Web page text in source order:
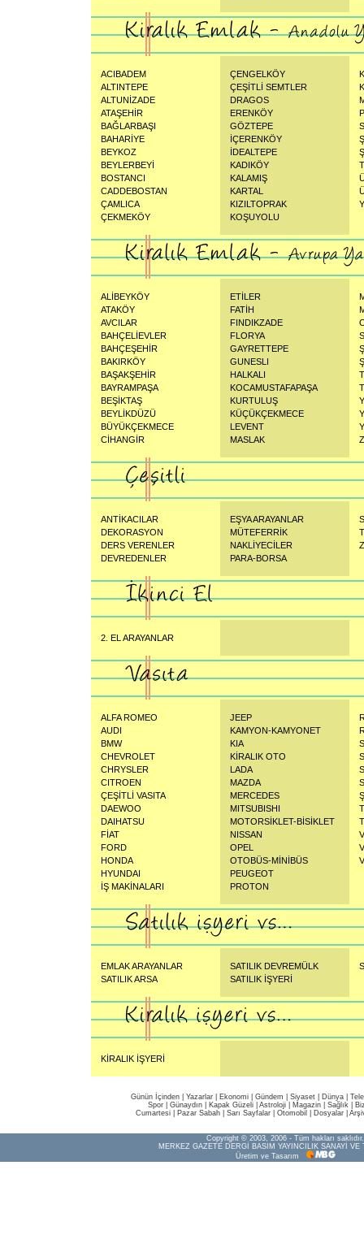
ACIBADEM
ALTINTEPE
ALTUNİZADE
ATAŞEHİR
BAĞLARBAŞI
BAHARİYE
BEYKOZ
BEYLERBEYİ
BOSTANCI
CADDEBOSTAN
ÇAMLICA
ÇEKMEKÖY
ÇENGELKÖY
ÇEŞİTLİ SEMTLER
DRAGOS
ERENKÖY
GÖZTEPE
İÇERENKÖY
İDEALTEPE
KADIKÖY
KALAMIŞ
KARTAL
KIZILTOPRAK
KOŞUYOLU
ALİBEYKÖY
ATAKÖY
AVCILAR
BAHÇELİEVLER
BAHÇEŞEHİR
BAKIRKÖY
BAŞAKŞEHİR
BAYRAMPAŞA
BEŞİKTAŞ
BEYLİKDÜZÜ
BÜYÜKÇEKMECE
CİHANGİR
ETİLER
FATİH
FINDIKZADE
FLORYA
GAYRETTEPE
GUNESLI
HALKALI
KOCAMUSTAFAPAŞA
KURTULUŞ
KÜÇÜKÇEKMECE
LEVENT
MASLAK
ANTİKACILAR
DEKORASYON
DERS VERENLER
DEVREDENLER
EŞYA ARAYANLAR
MÜTEFERRİK
NAKLİYECİLER
PARA-BORSA
2. EL ARAYANLAR
ALFA ROMEO
AUDI
BMW
CHEVROLET
CHRYSLER
CITROEN
ÇEŞİTLİ VASITA
DAEWOO
DAIHATSU
FİAT
FORD
HONDA
HYUNDAI
İŞ MAKİNALARI
JEEP
KAMYON-KAMYONET
KIA
KİRALIK OTO
LADA
MAZDA
MERCEDES
MITSUBISHI
MOTORSİKLET-BİSİKLET
NISSAN
OPEL
OTOBÜS-MİNİBÜS
PEUGEOT
PROTON
EMLAK ARAYANLAR
SATILIK ARSA
SATILIK DEVREMÜLK
SATILIK İŞYERİ
KİRALIK İŞYERİ
Günün İçinden Yazarlar Ekonomi Gündem Siyaset Dünya |
Spor
Günaydın Kapak Güzeli Astroloji Magazin Sağlık
Cumartesi
Pazar Sabah Sarı Sayfalar Otomobil Dosyalar
Copyright © 2003, 2006 - Tüm hakları saklıdır.
MERKEZ GAZETE DERGİ BASIM YAYINCILIK SANAYİ VE
Üretim ve Tasarım